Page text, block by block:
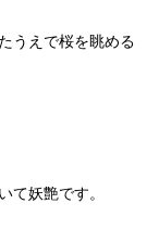
うえで桜を眺める
て妖艶です。